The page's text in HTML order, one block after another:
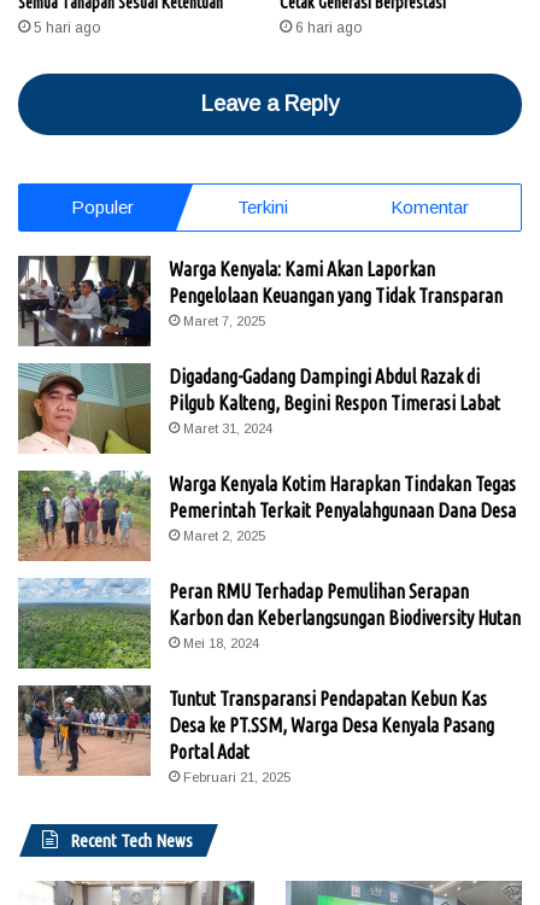
5 hari ago 6 hari ago
Leave a Reply
Populer Terkini Komentar
Warga Kenyala: Kami Akan Laporkan
Pengelolaan Keuangan yang Tidak Transparan
Maret 7, 2025
Digadang-Gadang Dampingi Abdul Razak di
Pilgub Kalteng, Begini Respon Timerasi Labat
Maret 31, 2024
Warga Kenyala Kotim Harapkan Tindakan Tegas
Pemerintah Terkait Penyalahgunaan Dana Desa
Maret 2, 2025
Peran RMU Terhadap Pemulihan Serapan
Karbon dan Keberlangsungan Biodiversity Hutan
Mei 18, 2024
Tuntut Transparansi Pendapatan Kebun Kas
Desa ke PT.SSM, Warga Desa Kenyala Pasang
Portal Adat
Februari 21, 2025
Recent Tech News